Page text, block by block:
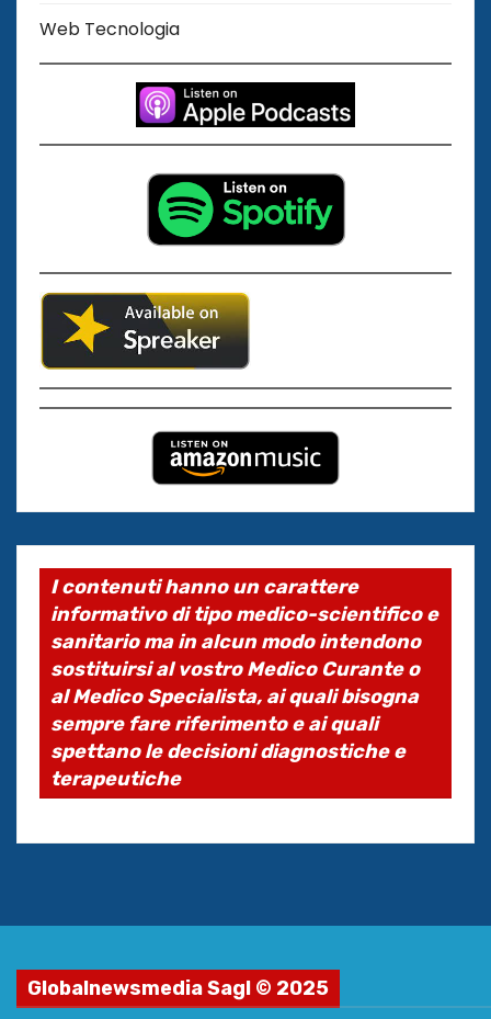
Web Tecnologia
I contenuti hanno un carattere
informativo di tipo medico-scientifico e
sanitario ma in alcun modo intendono
sostituirsi al vostro Medico Curante o
al Medico Specialista, ai quali bisogna
sempre fare riferimento e ai quali
spettano le decisioni diagnostiche e
terapeutiche
Globalnewsmedia Sagl © 2025